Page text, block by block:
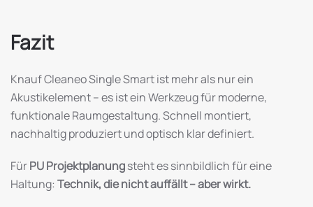
Fazit
Knauf Cleaneo Single Smart ist mehr als nur ein
Akustikelement – es ist ein Werkzeug für moderne,
funktionale Raumgestaltung. Schnell montiert,
nachhaltig produziert und optisch klar definiert.
FürPU Projektplanungsteht es sinnbildlich für eine
Haltung: Technik, die nicht auffällt – aber wirkt.